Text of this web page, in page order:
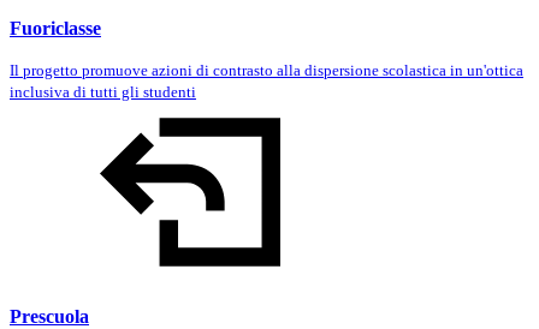
Fuoriclasse
Il progetto promuove azioni di contrasto alla dispersione scolastica in un'ottica
inclusiva di tutti gli studenti
Prescuola